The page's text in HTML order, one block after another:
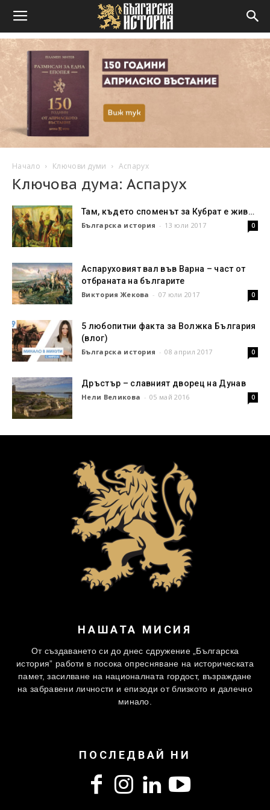
Начало Ключови думи Аспарух
Ключова дума: Аспарух
Там, където споменът за Кубрат е жив…
Българска история - 13 юли 2017 0
Аспаруховият вал във Варна – част от
отбраната на българите
Виктория Жекова - 07 юли 2017 0
5 любопитни факта за Волжка България
(влог)
Българска история - 08 април 2017 0
Дръстър – славният дворец на Дунав
Нели Великова - 05 май 2016 0
НАШАТА МИСИЯ
От създаването си до днес сдружение „Българска
история” работи в посока опресняване на историческата
памет, засилване на националната гордост, възраждане
на забравени личности и епизоди от близкото и далечно
минало.
ПОСЛЕДВАЙ НИ